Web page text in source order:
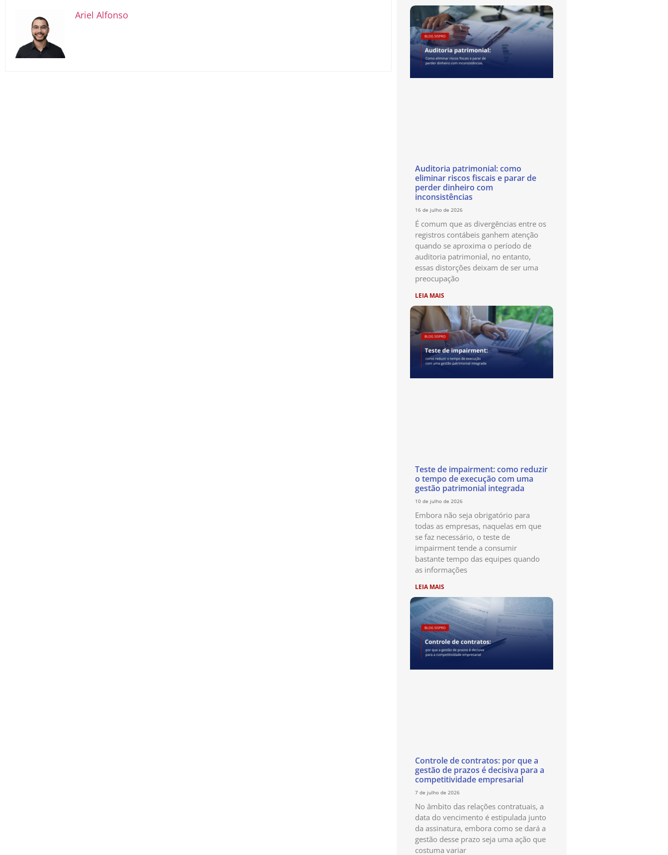
Ariel Alfonso
Auditoria patrimonial: como
eliminar riscos fiscais e parar de
perder dinheiro com
inconsistências
16 de julho de 2026
É comum que as divergências entre os
registros contábeis ganhem atenção
quando se aproxima o período de
auditoria patrimonial, no entanto,
essas distorções deixam de ser uma
preocupação
LEIA MAIS
Teste de impairment: como reduzir
o tempo de execução com uma
gestão patrimonial integrada
10 de julho de 2026
Embora não seja obrigatório para
todas as empresas, naquelas em que
se faz necessário, o teste de
impairment tende a consumir
bastante tempo das equipes quando
as informações
LEIA MAIS
Controle de contratos: por que a
gestão de prazos é decisiva para a
competitividade empresarial
7 de julho de 2026
No âmbito das relações contratuais, a
data do vencimento é estipulada junto
da assinatura, embora como se dará a
gestão desse prazo seja uma ação que
costuma variar